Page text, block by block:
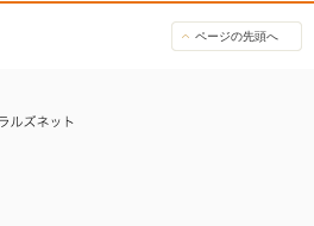
ページの先頭へ